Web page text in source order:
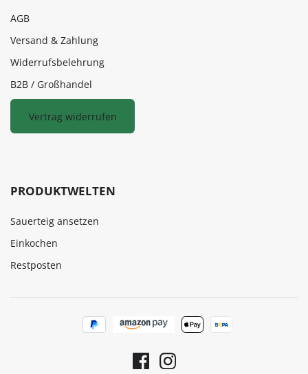
AGB
Versand & Zahlung
Widerrufsbelehrung
B2B / Großhandel
Vertrag widerrufen
PRODUKTWELTEN
Sauerteig ansetzen
Einkochen
Restposten